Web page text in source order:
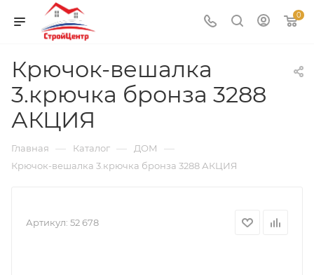
0
Крючок-вешалка
3.крючка бронза 3288
АКЦИЯ
Главная — Каталог — ДОМ —
Крючок-вешалка 3.крючка бронза 3288 АКЦИЯ
Артикул: 52 678